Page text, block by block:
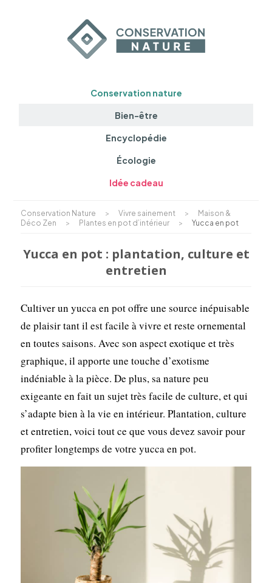
Conservation nature
Bien-être
Encyclopédie
Écologie
Idée cadeau
Conservation Nature > Vivre sainement >
Maison &
Déco Zen
> Plantes en pot d’intérieur > Yucca en pot
Yucca en pot : plantation, culture et
entretien
Cultiver un yucca en pot offre une source inépuisable
de plaisir tant il est facile à vivre et reste ornemental
en toutes saisons. Avec son aspect exotique et très
graphique, il apporte une touche d’exotisme
indéniable à la pièce. De plus, sa nature peu
exigeante en fait un sujet très facile de culture, et qui
s’adapte bien à la vie en intérieur. Plantation, culture
et entretien, voici tout ce que vous devez savoir pour
profiter longtemps de votre yucca en pot.